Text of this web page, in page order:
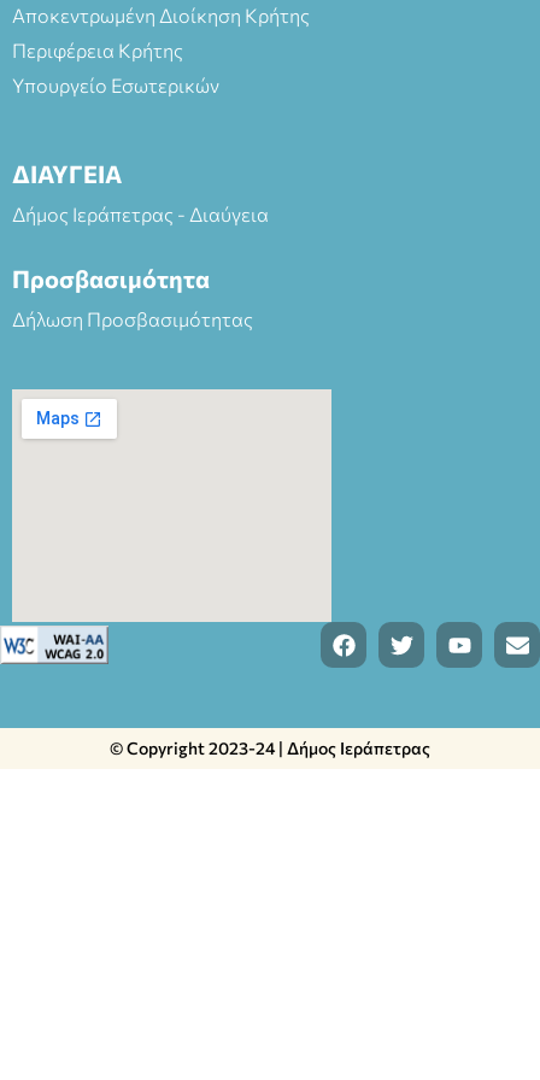
Αποκεντρωμένη Διοίκηση Κρήτης
Περιφέρεια Κρήτης
Υπουργείο Εσωτερικών
ΔΙΑΥΓΕΙΑ
Δήμος Ιεράπετρας - Διαύγεια
Προσβασιμότητα
Δήλωση Προσβασιμότητας
© Copyright 2023-24 | Δήμος Ιεράπετρας